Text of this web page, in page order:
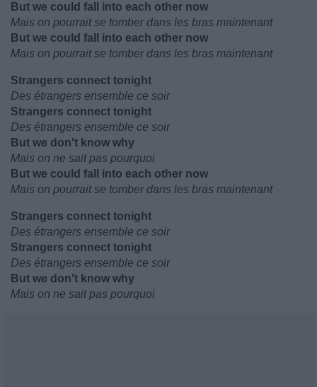
But we could fall into each other now
Mais on pourrait se tomber dans les bras maintenant
But we could fall into each other now
Mais on pourrait se tomber dans les bras maintenant
Strangers connect tonight
Des étrangers ensemble ce soir
Strangers connect tonight
Des étrangers ensemble ce soir
But we don't know why
Mais on ne sait pas pourquoi
But we could fall into each other now
Mais on pourrait se tomber dans les bras maintenant
Strangers connect tonight
Des étrangers ensemble ce soir
Strangers connect tonight
Des étrangers ensemble ce soir
But we don't know why
Mais on ne sait pas pourquoi